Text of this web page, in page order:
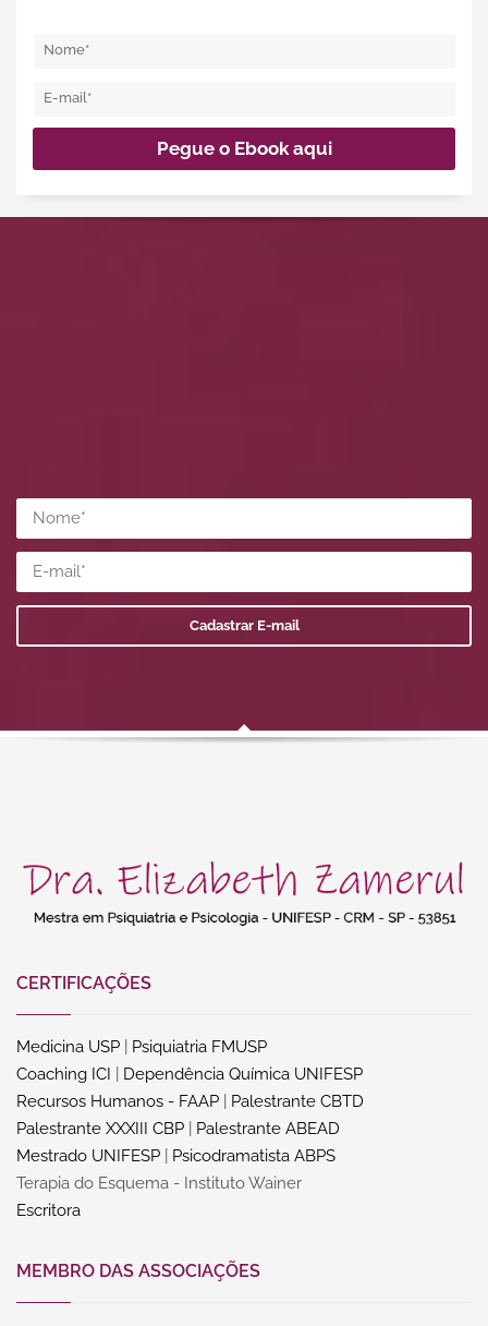
CERTIFICAÇÕES
Medicina USP
Psiquiatria FMUSP
Coaching ICI
Dependência Química UNIFESP
Recursos Humanos - FAAP
Palestrante CBTD
Palestrante XXXIII CBP
Palestrante ABEAD
Mestrado UNIFESP
Psicodramatista ABPS
Terapia do Esquema - Instituto Wainer
Escritora
MEMBRO DAS ASSOCIAÇÕES